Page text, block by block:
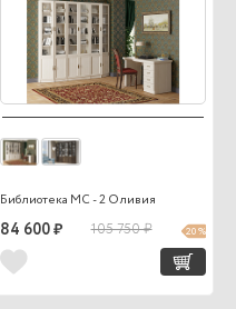
Библиотека МС - 2 Оливия
84 600 ₽ 105 750 ₽ 20 %